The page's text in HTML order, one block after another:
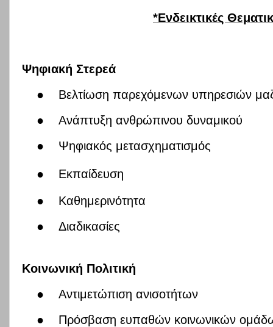
*Ενδεικτικές
Ψηφιακή Στερεά
●
Βελτίωση παρεχόμενων υπηρεσιών
●
Ανάπτυξη ανθρώπινου δυναμικού
●
Ψηφιακός μετασχηματισμός
●
Εκπαίδευση
●
Καθημερινότητα
●
Διαδικασίες
Κοινωνική Πολιτική
●
Αντιμετώπιση ανισοτήτων
●
Πρόσβαση ευπαθών κοινωνικών